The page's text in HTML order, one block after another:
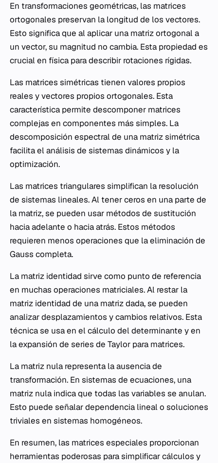
En transformaciones geométricas, las matrices
ortogonales preservan la longitud de los vectores.
Esto significa que al aplicar una matriz ortogonal a
un vector, su magnitud no cambia. Esta propiedad es
crucial en física para describir rotaciones rígidas.
Las matrices simétricas tienen valores propios
reales y vectores propios ortogonales. Esta
característica permite descomponer matrices
complejas en componentes más simples. La
descomposición espectral de una matriz simétrica
facilita el análisis de sistemas dinámicos y la
optimización.
Las matrices triangulares simplifican la resolución
de sistemas lineales. Al tener ceros en una parte de
la matriz, se pueden usar métodos de sustitución
hacia adelante o hacia atrás. Estos métodos
requieren menos operaciones que la eliminación de
Gauss completa.
La matriz identidad sirve como punto de referencia
en muchas operaciones matriciales. Al restar la
matriz identidad de una matriz dada, se pueden
analizar desplazamientos y cambios relativos. Esta
técnica se usa en el cálculo del determinante y en
la expansión de series de Taylor para matrices.
La matriz nula representa la ausencia de
transformación. En sistemas de ecuaciones, una
matriz nula indica que todas las variables se anulan.
Esto puede señalar dependencia lineal o soluciones
triviales en sistemas homogéneos.
En resumen, las matrices especiales proporcionan
herramientas poderosas para simplificar cálculos y